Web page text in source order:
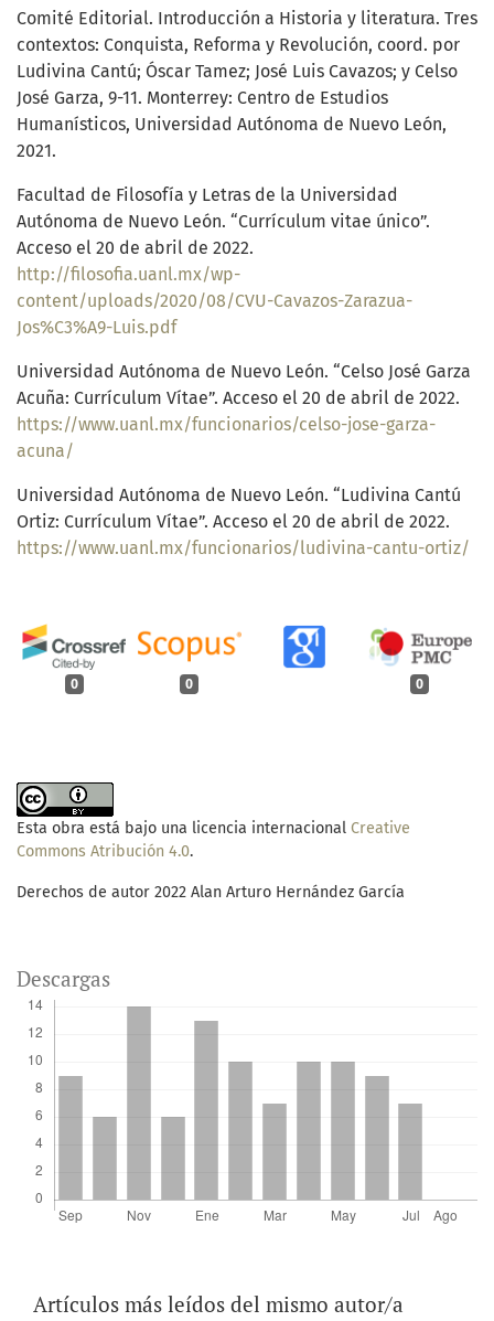
0 0 0
Comité Editorial. Introducción a Historia y literatura. Tres
contextos: Conquista, Reforma y Revolución, coord. por
Ludivina Cantú; Óscar Tamez; José Luis Cavazos; y Celso
José Garza, 9-11. Monterrey: Centro de Estudios
Humanísticos, Universidad Autónoma de Nuevo León,
2021.
Facultad de Filosofía y Letras de la Universidad
Autónoma de Nuevo León. “Currículum vitae único”.
Acceso el 20 de abril de 2022.
http://filosofia.uanl.mx/wp-
content/uploads/2020/08/CVU-Cavazos-Zarazua-
Jos%C3%A9-Luis.pdf
Universidad Autónoma de Nuevo León. “Celso José Garza
Acuña: Currículum Vítae”. Acceso el 20 de abril de 2022.
https://www.uanl.mx/funcionarios/celso-jose-garza-
acuna/
Universidad Autónoma de Nuevo León. “Ludivina Cantú
Ortiz: Currículum Vítae”. Acceso el 20 de abril de 2022.
https://www.uanl.mx/funcionarios/ludivina-cantu-ortiz/
Esta obra está bajo una licencia internacional Creative
Commons Atribución 4.0.
Derechos de autor 2022 Alan Arturo Hernández García
Descargas
Artículos más leídos del mismo autor/a